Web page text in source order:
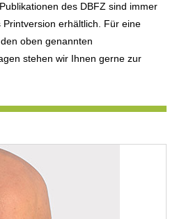
des DBFZ sind immer
erhältlich. Für eine
oben genannten
stehen wir Ihnen gerne zur